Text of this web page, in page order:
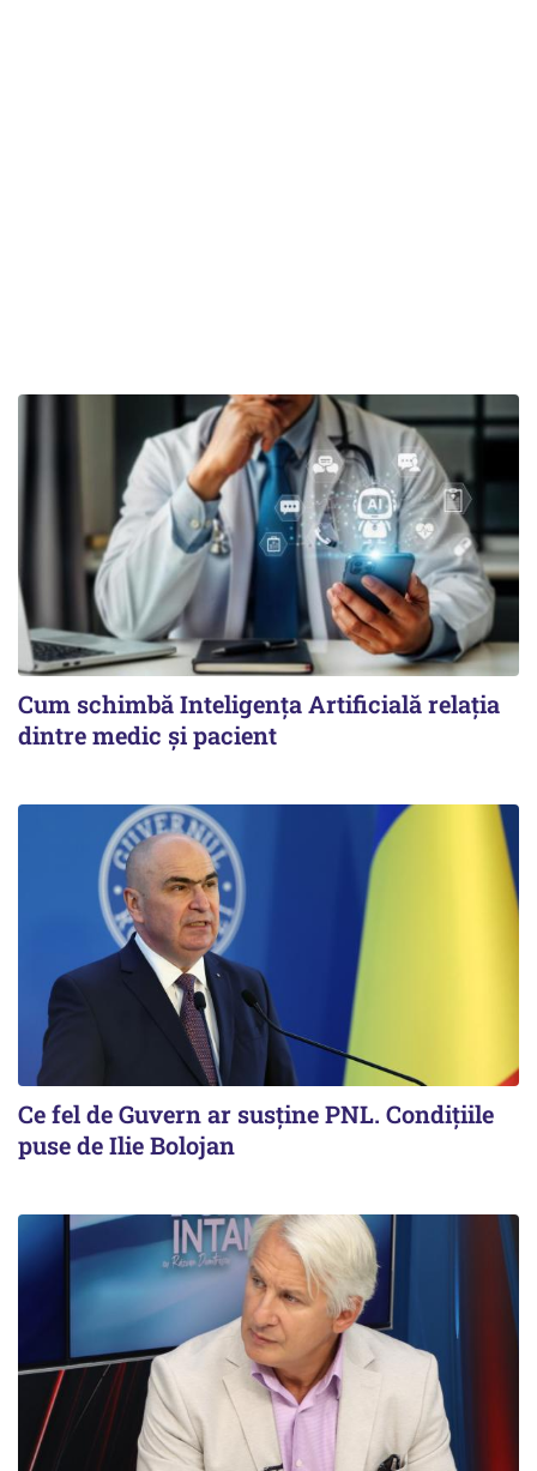
Cum schimbă Inteligența Artificială relația
dintre medic și pacient
Ce fel de Guvern ar susține PNL. Condițiile
puse de Ilie Bolojan